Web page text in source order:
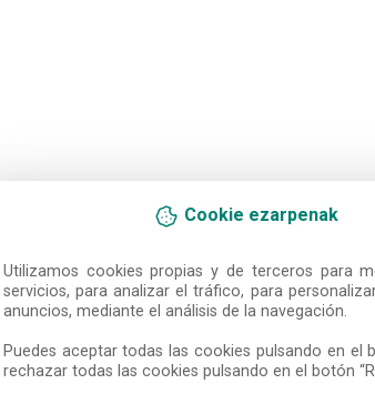
Cookie ezarpenak
Utilizamos cookies propias y de terceros para
servicios, para analizar el tráfico, para
anuncios, mediante el análisis de la navegación.
Puedes aceptar todas las cookies pulsando en el
rechazar todas las cookies pulsando en el botón